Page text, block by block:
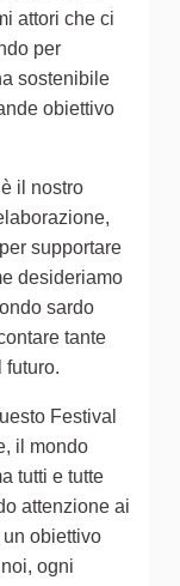
attori che ci
per
sostenibile
obiettivo
è il nostro
supportare
desideriamo
sardo
tante
futuro.
Festival
il mondo
tutti e tutte
attenzione ai
obiettivo
ogni